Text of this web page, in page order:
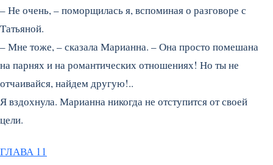
– Не очень, – поморщилась я, вспоминая о разговоре с
Татьяной.
– Мне тоже, – сказала Марианна. – Она просто помешана
на парнях и на романтических отношениях! Но ты не
отчаивайся, найдем другую!..
Я вздохнула. Марианна никогда не отступится от своей
цели.
ГЛАВА 11